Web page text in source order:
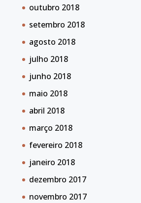
outubro 2018
setembro 2018
agosto 2018
julho 2018
junho 2018
maio 2018
abril 2018
março 2018
fevereiro 2018
janeiro 2018
dezembro 2017
novembro 2017